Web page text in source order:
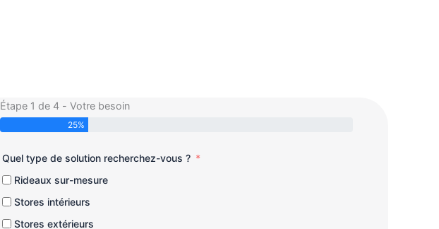
Étape 1 de 4 - Votre besoin
25%
Quel type de solution recherchez-vous ?
Rideaux sur-mesure
Stores intérieurs
Stores extérieurs